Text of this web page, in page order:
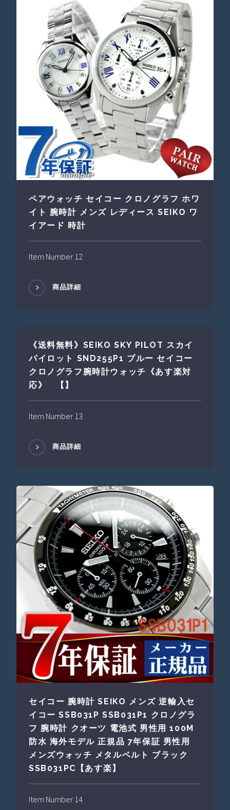
ペアウォッチ セイコー クロノグラフ ホワ
イト 腕時計 メンズ レディース SEIKO ワ
イアード 時計
Item Number 12
商品詳細
《送料無料》SEIKO SKY PILOT スカイ
パイロット SND255P1 ブルー セイコー
クロノグラフ腕時計ウォッチ《あす楽対
応》 【】
Item Number 13
商品詳細
セイコー 腕時計 SEIKO メンズ 逆輸入セ
イコー SSB031P SSB031P1 クロノグラ
フ 腕時計 クオーツ 電池式 男性用 100M
防水 海外モデル 正規品 7年保証 男性用
メンズウォッチ メタルベルト ブラック
SSB031PC【あす楽】
Item Number 14